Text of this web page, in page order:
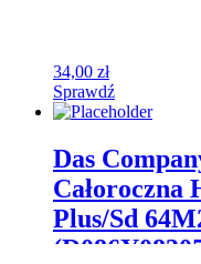
34,00 zł
Sprawdź
Das
Całoroczna
Plus/Sd